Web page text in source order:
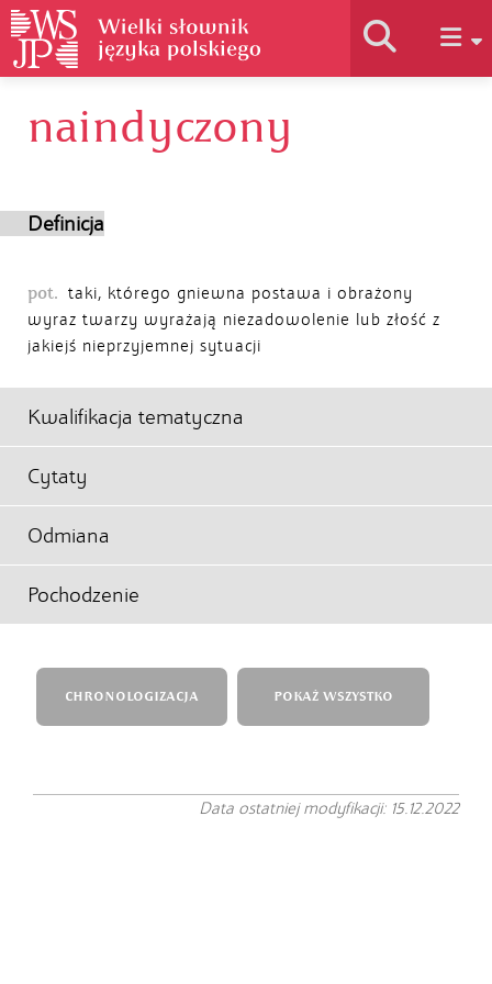
Historia słownika
Autorzy
naindyczony
Definicja
pot. taki, którego gniewna postawa i obrażony
wyraz twarzy wyrażają niezadowolenie lub złość z
jakiejś nieprzyjemnej sytuacji
Kwalifikacja tematyczna
Cytaty
Odmiana
Pochodzenie
CHRONOLOGIZACJA POKAŻ WSZYSTKO
Data ostatniej modyfikacji: 15.12.2022